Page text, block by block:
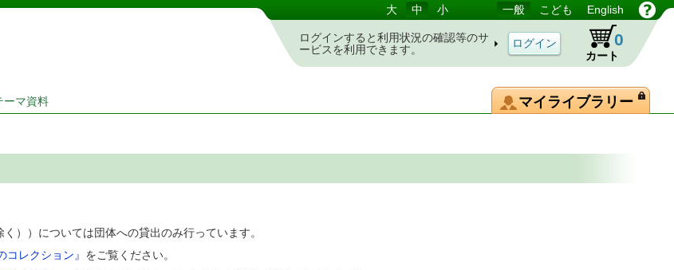
館 蔵書検索・予約システム 大 中 小 一般 こども English
ログインすると利用状況の確認等のサ
ービスを利用できます。
カート
0
ーマ資料 マイライブラリー
））については団体への貸出のみ行っています。
コレクション』 をご覧ください。